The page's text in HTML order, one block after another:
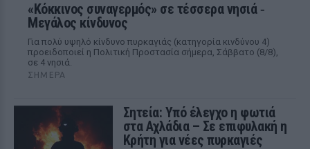
«Κόκκινος συναγερμός» σε τέσσερα νησιά ‑
Μεγάλος κίνδυνος
Για πολύ υψηλό κίνδυνο πυρκαγιάς (κατηγορία κινδύνου 4)
προειδοποιεί η Πολιτική Προστασία σήμερα, Σάββατο (8/8),
σε 4 νησιά.
ΣΉΜΕΡΑ
Σητεία: Υπό έλεγχο η φωτιά
στα Αχλάδια – Σε επιφυλακή η
Κρήτη για νέες πυρκαγιές